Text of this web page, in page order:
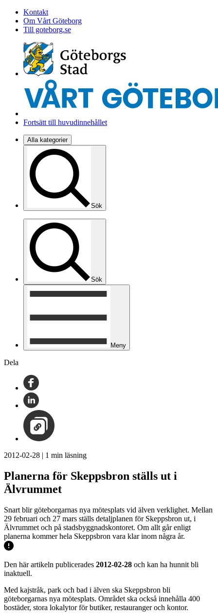
Kontakt
Om Vårt Göteborg
Till goteborg.se
Fortsätt till huvudinnehållet
Alla kategorier
Sök
Sök
Meny
Dela
2012-02-28 | 1 min läsning
Planerna för Skeppsbron ställs ut i
Älvrummet
Snart blir göteborgarnas nya mötesplats vid älven verklighet. Mellan
29 februari och 27 mars ställs detaljplanen för Skeppsbron ut, i
Älvrummet och på stadsbyggnadskontoret. Om allt går enligt
planerna kommer hela Skeppsbron vara klar inom några år.
Den här artikeln publicerades 2012-02-28 och kan ha hunnit bli
inaktuell.
Med kajstråk, park och bad i älven ska Skeppsbron bli
göteborgarnas nya mötesplats. Området ska också innehålla 400
bostäder, stora lokalytor för butiker, restauranger och kontor.